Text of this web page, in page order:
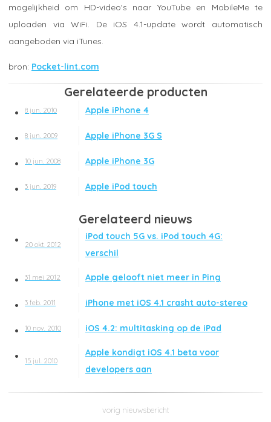
mogelijkheid om HD-video's naar YouTube en MobileMe te
uploaden via WiFi. De iOS 4.1-update wordt automatisch
aangeboden via iTunes.
Pocket-lint.com
Gerelateerde producten
8 jun. 2010 Apple iPhone 4
8 jun. 2009 Apple iPhone 3G S
10 jun. 2008 Apple iPhone 3G
3 jun. 2019 Apple iPod touch
Gerelateerd nieuws
20 okt. 2012
iPod touch 5G vs. iPod touch 4G:
verschil
31 mei 2012 Apple gelooft niet meer in Ping
3 feb. 2011 iPhone met iOS 4.1 crasht auto-stereo
10 nov. 2010 iOS 4.2: multitasking op de iPad
15 jul. 2010
Apple kondigt iOS 4.1 beta voor
developers aan